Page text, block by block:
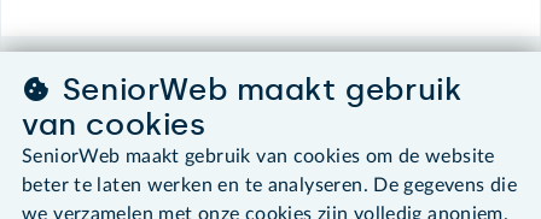
©2026 SeniorWeb
Algemene voorwaarden
Cookies en cookie-instellingen
SeniorWeb maakt gebruik
van cookies
SeniorWeb maakt gebruik van cookies om de website
beter te laten werken en te analyseren. De gegevens die
we verzamelen met onze cookies zijn volledig anoniem.